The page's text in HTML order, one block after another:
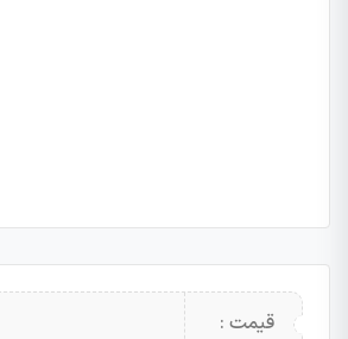
قیمت :